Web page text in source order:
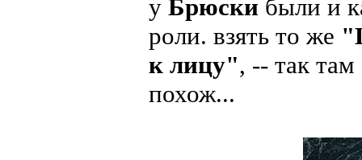
у Брюски были и
роли. взять то же
к лицу", -- так
похож...